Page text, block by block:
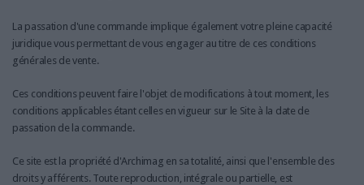
LES LIVRES BLANCS
LES SUPPLÉMENTS
NOS OFFRES D'ABONNEMENTS
La passation d'une commande implique également votre pleine capacité
juridique vous permettant de vous engager au titre de ces conditions
générales de vente.
Ces conditions peuvent faire l'objet de modifications à tout moment, les
conditions applicables étant celles en vigueur sur le Site à la date de
passation de la commande.
Ce site est la propriété d'Archimag en sa totalité, ainsi que l'ensemble des
droits y afférents. Toute reproduction, intégrale ou partielle, est